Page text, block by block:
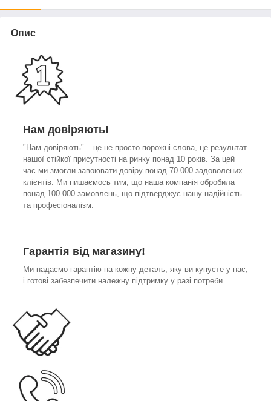
Опис
Нам довіряють!
"Нам довіряють" – це не просто порожні слова, це результат
нашої стійкої присутності на ринку понад 10 років. За цей
час ми змогли завоювати довіру понад 70 000 задоволених
клієнтів. Ми пишаємось тим, що наша компанія обробила
понад 100 000 замовлень, що підтверджує нашу надійність
та професіоналізм.
Гарантія від магазину!
Ми надаємо гарантію на кожну деталь, яку ви купуєте у нас,
і готові забезпечити належну підтримку у разі потреби.